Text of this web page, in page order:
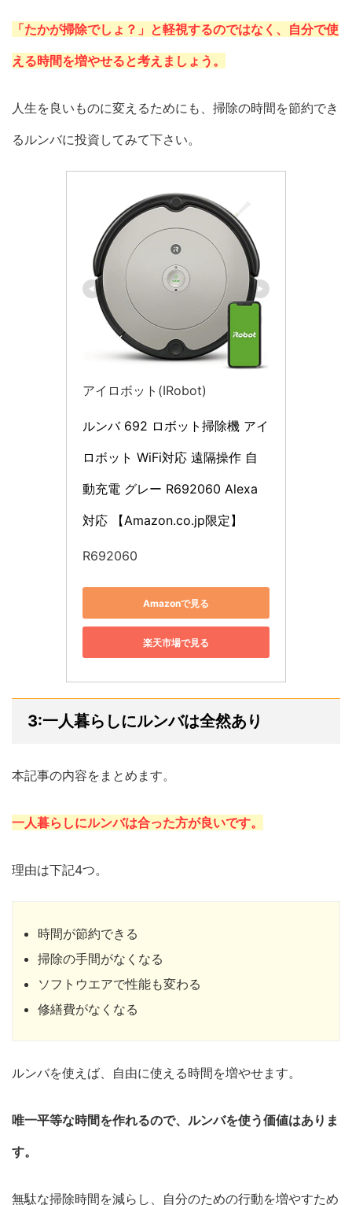
「たかが掃除でしょ？」と軽視するのではなく、自分で使
える時間を増やせると考えましょう。
人生を良いものに変えるためにも、掃除の時間を節約でき
るルンバに投資してみて下さい。
アイロボット(IRobot)
ルンバ 692 ロボット掃除機 アイ
ロボット WiFi対応 遠隔操作 自
動充電 グレー R692060 Alexa
対応 【Amazon.co.jp限定】
R692060
Amazonで見る
楽天市場で見る
3:一人暮らしにルンバは全然あり
本記事の内容をまとめます。
一人暮らしにルンバは合った方が良いです。
理由は下記4つ。
時間が節約できる
掃除の手間がなくなる
ソフトウエアで性能も変わる
修繕費がなくなる
ルンバを使えば、自由に使える時間を増やせます。
唯一平等な時間を作れるので、ルンバを使う価値はありま
す。
無駄な掃除時間を減らし、自分のための行動を増やすため